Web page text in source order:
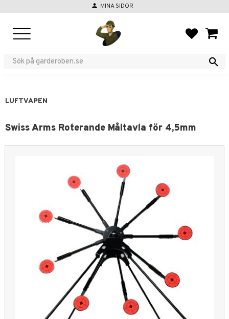
person MINA SIDOR
LUFTVAPEN
Swiss Arms Roterande Måltavla för 4,5mm